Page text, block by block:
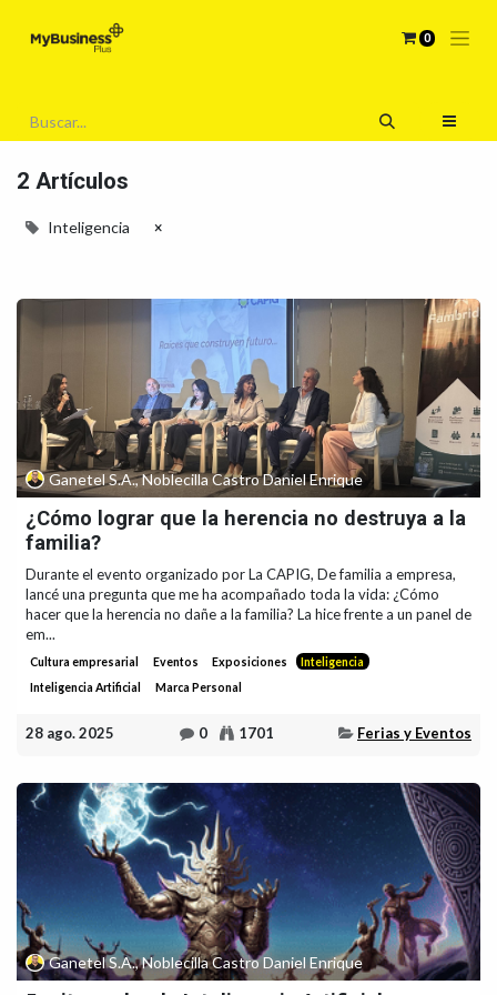
0
2 Artículos
Inteligencia ×
Ganetel S.A., Noblecilla Castro Daniel Enrique
¿Cómo lograr que la herencia no destruya a la
familia?
Durante el evento organizado por La CAPIG, De familia a empresa,
lancé una pregunta que me ha acompañado toda la vida: ¿Cómo
hacer que la herencia no dañe a la familia? La hice frente a un panel de
em...
Cultura empresarial Eventos Exposiciones
Inteligencia
Inteligencia Artificial
Marca Personal
28 ago. 2025 0 1701 Ferias y Eventos
Ganetel S.A., Noblecilla Castro Daniel Enrique